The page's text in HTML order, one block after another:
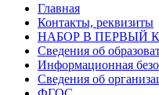
Главная
Контакты, реквизиты
НАБОР В ПЕРВЫЙ
Сведения об
Информационная
Сведения об